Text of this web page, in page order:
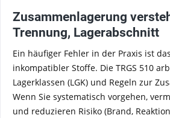
Zusammenlagerung
Trennung, Lagerabschnitt
Ein häufiger Fehler in der Praxis ist
inkompatibler Stoffe. Die TRGS 510
Lagerklassen (LGK) und Regeln zur
Wenn Sie systematisch vorgehen,
und reduzieren Risiko (Brand,